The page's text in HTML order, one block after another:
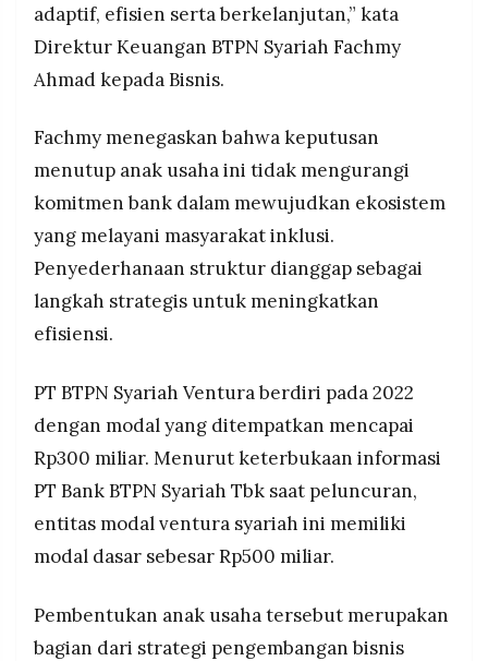
adaptif, efisien serta berkelanjutan,” kata
Direktur Keuangan BTPN Syariah Fachmy
Ahmad kepada Bisnis.
Fachmy menegaskan bahwa keputusan
menutup anak usaha ini tidak mengurangi
komitmen bank dalam mewujudkan ekosistem
yang melayani masyarakat inklusi.
Penyederhanaan struktur dianggap sebagai
langkah strategis untuk meningkatkan
efisiensi.
PT BTPN Syariah Ventura berdiri pada 2022
dengan modal yang ditempatkan mencapai
Rp300 miliar. Menurut keterbukaan informasi
PT Bank BTPN Syariah Tbk saat peluncuran,
entitas modal ventura syariah ini memiliki
modal dasar sebesar Rp500 miliar.
Pembentukan anak usaha tersebut merupakan
bagian dari strategi pengembangan bisnis